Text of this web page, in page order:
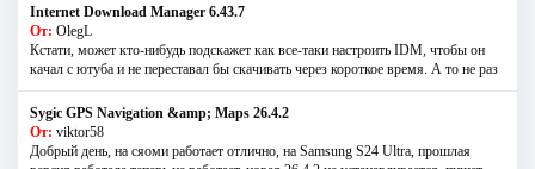
Internet Download Manager 6.43.7
От: OlegL
Кстати, может кто-нибудь подскажет как все-таки настроить IDM, чтобы он
качал с ютуба и не переставал бы скачивать через короткое время. А то не раз
Sygic GPS Navigation &amp; Maps 26.4.2
От: viktor58
Добрый день, на сяоми работает отлично, на Samsung S24 Ultra, прошлая